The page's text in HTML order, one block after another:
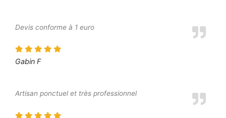
Devis conforme à 1 euro
Gabin F
Artisan ponctuel et très professionnel